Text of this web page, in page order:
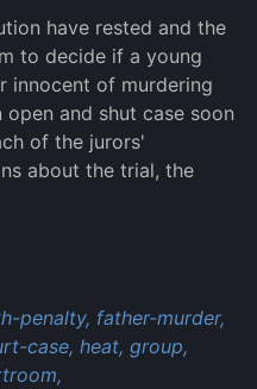
have rested and the
to decide if a young
innocent of murdering
open and shut case soon
of the jurors'
about the trial, the
penalty, father-murder,
case, heat, group,